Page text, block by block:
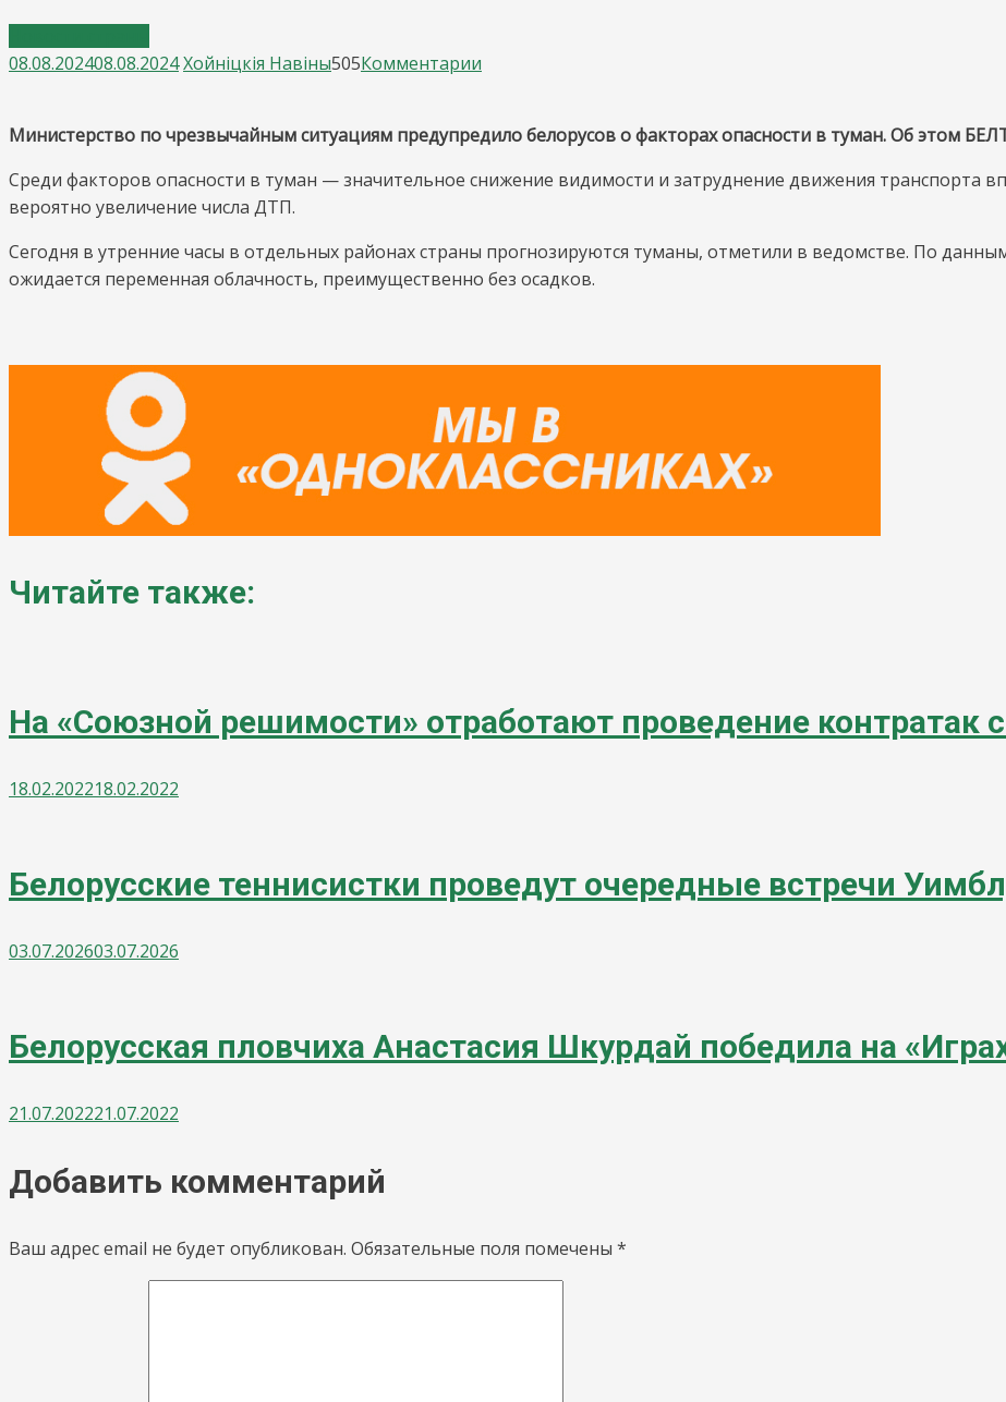
08.08.202408.08.2024Хойнiцкiя Навiны505Комментарии
белорусов
о
в
туман
Министерство по чрезвычайным ситуациям предупредило белорусов о факторах опасности в туман. Об этом
Среди факторов опасности в туман — значительное снижение видимости и затруднение движения транспорта
вероятно увеличение числа ДТП.
Сегодня в утренние часы в отдельных районах страны прогнозируются туманы, отметили в ведомстве. По
ожидается переменная облачность, преимущественно без осадков.
Читайте также:
На «Союзной решимости» отработают проведение контратак
18.02.202218.02.2022
Белорусские теннисистки проведут очередные встречи
03.07.202603.07.2026
Белорусская пловчиха Анастасия Шкурдай победила на
21.07.202221.07.2022
Добавить комментарий
Ваш адрес email не будет опубликован. Обязательные поля помечены *